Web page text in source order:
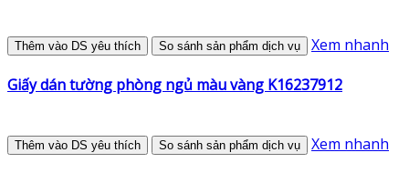
Thêm vào DS yêu thích So sánh sản phẩm dịch vụ Xem nhanh
Giấy dán tường phòng ngủ màu vàng K16237912
Thêm vào DS yêu thích So sánh sản phẩm dịch vụ Xem nhanh